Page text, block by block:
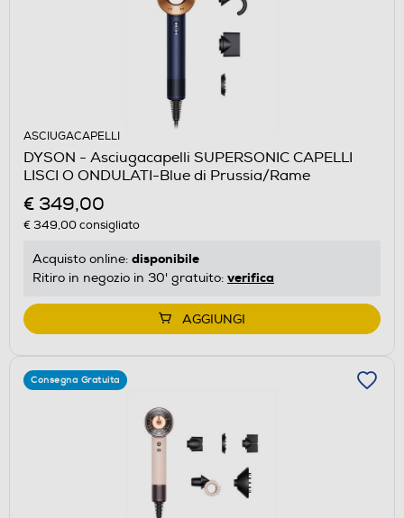
ASCIUGACAPELLI
DYSON - Asciugacapelli SUPERSONIC CAPELLI
LISCI O ONDULATI-Blue di Prussia/Rame
€ 349,00
€ 349,00consigliato
Acquisto online: disponibile
Ritiro in negozio in 30' gratuito: verifica
AGGIUNGI
Consegna Gratuita